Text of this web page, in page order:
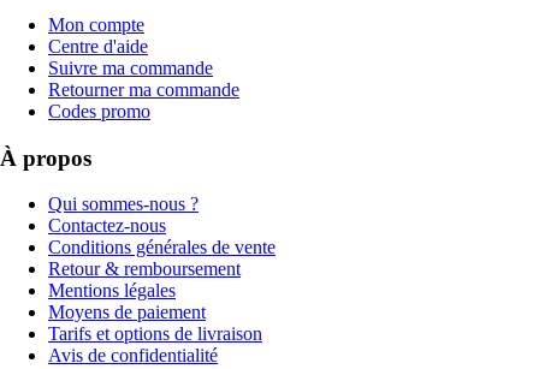
Mon compte
Centre d'aide
Suivre ma commande
Retourner ma commande
Codes promo
À propos
Qui sommes-nous ?
Contactez-nous
Conditions générales de vente
Retour & remboursement
Mentions légales
Moyens de paiement
Tarifs et options de livraison
Avis de confidentialité